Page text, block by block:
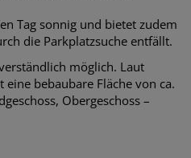
Tag sonnig und bietet zudem
die Parkplatzsuche entfällt.
möglich. Laut
bebaubare Fläche von ca.
Obergeschoss –